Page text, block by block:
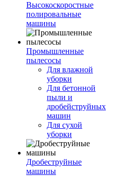
Высокоскоростные
полировальные
машины
Промышленные
пылесосы
Для влажной
уборки
Для бетонной
пыли и
дробейструйных
машин
Для сухой
уборки
Дробеструйные
машины